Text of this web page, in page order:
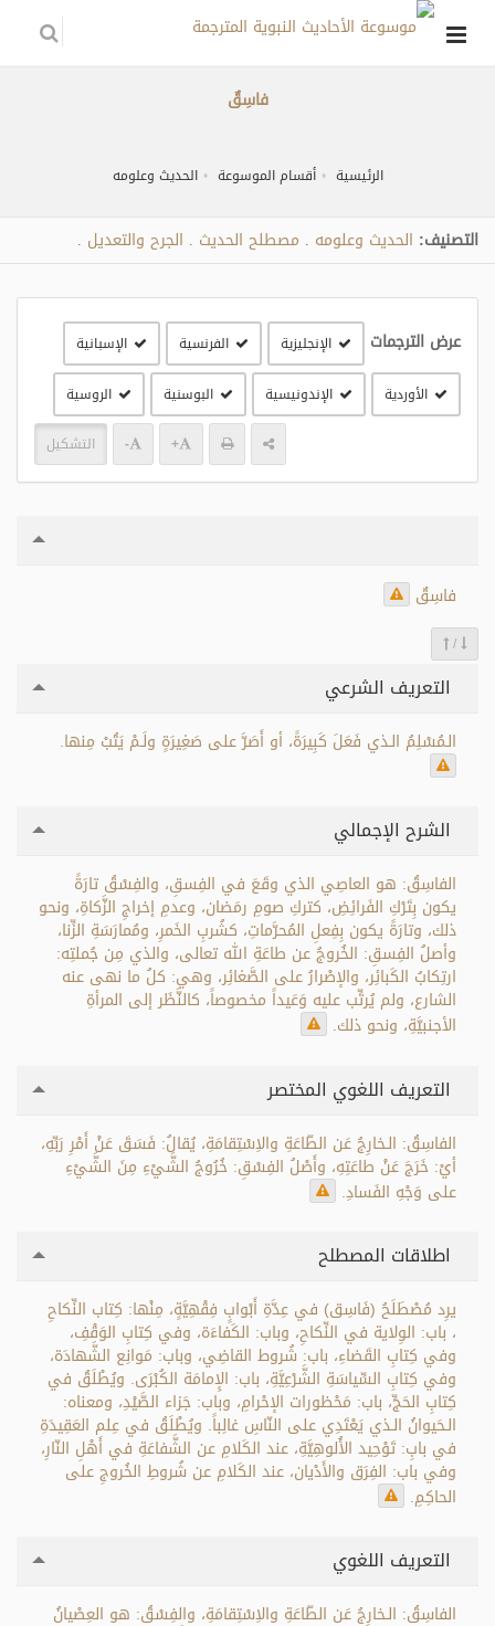
فاسِقٌ
الرئيسية أقسام الموسوعة الحديث وعلومه
التصنيف: الحديث وعلومه مصطلح الحديث الجرح والتعديل
عرض الترجمات الإنجليزية الفرنسية الإسبانية
الأوردية الإندونيسية البوسنية الروسية
+
- التشكيل
فاسِقٌ
/
التعريف الشرعي
الـمُسْلِمُ الـذي فَعَلَ كَبِيرَةً، أو أَصَرَّ على صَغِيرَةٍ ولَـمْ يَتُبْ مِنها.
الشرح الإجمالي
الفاسِقُ: هو العاصِي الذي وقَعَ في الفِسقِ، والفِسْقُ تارَةً
يكون بِتَرْكِ الفَرائِضِ، كتركِ صومِ رمَضان، وعدمِ إخراجِ الزَّكاةِ، ونحو
ذلك، وتارَةً يكون بِفِعلِ المُحرَّماتِ، كشُربِ الخَمرِ، ومُمارَسَةِ الزِّنا،
وأصلُ الفِسقِ: الخُروجُ عن طاعَةِ الله تعالى، والذي مِن جُملتِه:
ارتِكابُ الكَبائِر، والإصْرارُ على الصَّغائِر، وهي: كلُ ما نهى عنه
الشارع، ولم يُرتِّب عليه وَعَيداً مخصوصاً، كالنَّظَر إلى المرأةِ
الأجنبيَّةِ، ونحو ذلك.
التعريف اللغوي المختصر
الفاسِقُ: الـخارِجُ عَن الطّاعَةِ والاِسْتِقامَةِ، يُقالُ: فَسَقَ عَنْ أَمْرِ رَبِّهِ،
أيْ: خَرَجَ عَنْ طاعَتِهِ، وأَصْلُ الفِسْقِ: خُرُوجُ الشَّيْءِ مِنَ الشَّيْءِ
على وَجْهِ الفَسادِ.
اطلاقات المصطلح
يرِد مُصْطَلَحُ (فَاسِق) في عِدَّةِ أَبْوابٍ فِقْهِيَّةٍ، مِنْها: كِتاب النِّكاحِ
، باب: الوِلاية في النِّكاحِ، وباب: الكَفاءَة، وفي كِتابِ الوَقْفِ،
وفي كِتابِ القَضاءِ، باب: شُروط القاضِي، وباب: مَوانِع الشَّهادَة،
وفي كِتابِ السِّياسَةِ الشَّرْعِيَّةِ، باب: الإِمامَة الكُبْرَى. ويُطْلَقُ في
كِتابِ الحَجِّ، باب: مَحْظورات الإحْرامِ، وباب: جَزاء الصَّيْدِ، ومعناه:
الـحَيوانُ الـذي يَعْتَدِي على النّاسِ غالِباً. ويُطْلَقُ في عِلم العَقِيدَةِ
في بابِ: تَوْحِيد الأُلوهِيَّةِ، عند الكَلامِ عن الشَّفاعَةِ في أَهْلِ النّارِ،
وفي باب: الفِرَق والأَدْيان، عند الكَلامِ عن شُروطِ الخُروجِ على
الحاكِمِ.
التعريف اللغوي
الفاسِقُ: الـخارِجُ عَن الطّاعَةِ والاِسْتِقامَةِ، والفِسْقُ: هو العِصْيانُ